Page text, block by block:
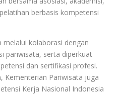
berbasis kompetensi
melalui kolaborasi dengan
pariwisata, serta diperkuat
dan sertifikasi profesi.
Kementerian Pariwisata juga
Kerja Nasional Indonesia